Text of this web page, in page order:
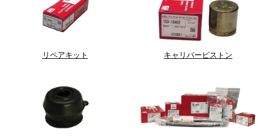
リペアキット キャリパーピストン